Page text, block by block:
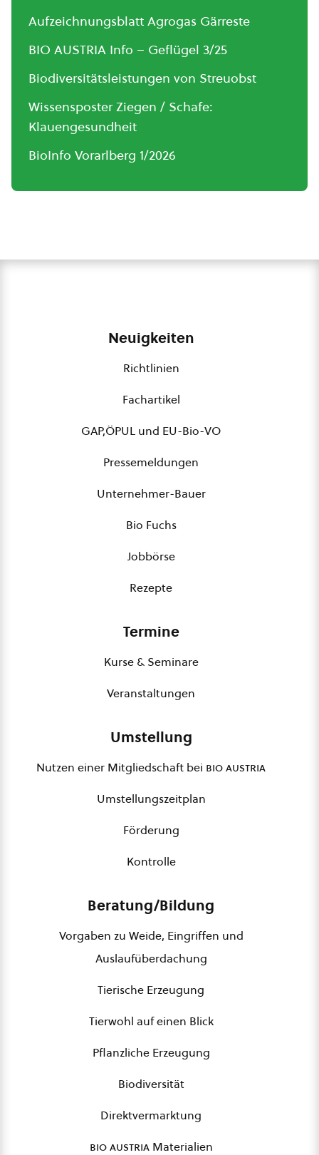
Aufzeichnungsblatt Agrogas Gärreste
BIO AUSTRIA Info – Geflügel 3/25
Biodiversitätsleistungen von Streuobst
Wissensposter Ziegen / Schafe:
Klauengesundheit
BioInfo Vorarlberg 1/2026
Neuigkeiten
Richtlinien
Fachartikel
GAP,ÖPUL und EU-Bio-VO
Pressemeldungen
Unternehmer-Bauer
Bio Fuchs
Jobbörse
Rezepte
Termine
Kurse & Seminare
Veranstaltungen
Umstellung
Nutzen einer Mitgliedschaft bei bio austria
Umstellungszeitplan
Förderung
Kontrolle
Beratung/Bildung
Vorgaben zu Weide, Eingriffen und
Auslaufüberdachung
Tierische Erzeugung
Tierwohl auf einen Blick
Pflanzliche Erzeugung
Biodiversität
Direktvermarktung
bio austriaMaterialien